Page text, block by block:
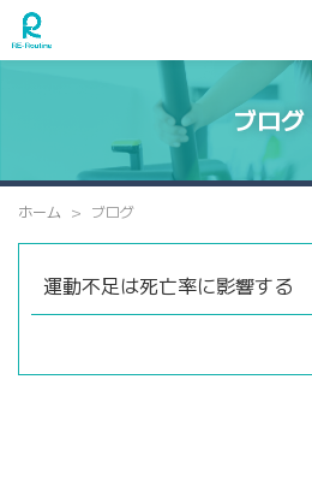
ブログ
ホーム ブログ
運動不足は死亡率に影響する